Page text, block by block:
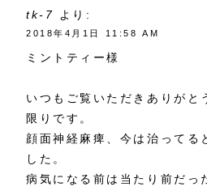
tk-7 より:
2018年4月1日 11:58 AM
ミントティー様
いつもご覧いただきありがと
限りです。
顔面神経麻痺、今は治ってる
した。
病気になる前は当たり前だっ